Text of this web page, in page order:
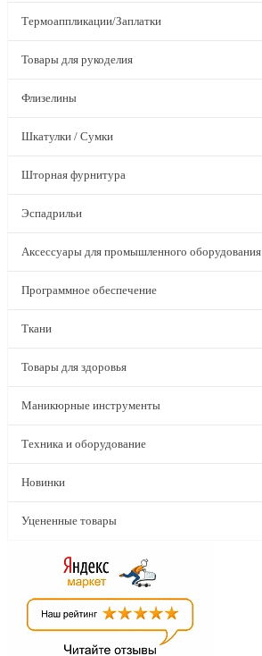
Термоаппликации/Заплатки
Товары для рукоделия
Флизелины
Шкатулки / Сумки
Шторная фурнитура
Эспадрильи
Аксессуары для промышленного оборудования
Программное обеспечение
Ткани
Товары для здоровья
Маникюрные инструменты
Техника и оборудование
Новинки
Уцененные товары